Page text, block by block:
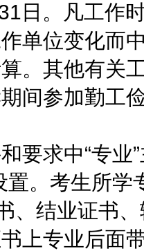
日。凡工作
单位变化而
。其他有关
间参加勤工
求中“专业”
置。考生所学
、结业证书
上专业后面